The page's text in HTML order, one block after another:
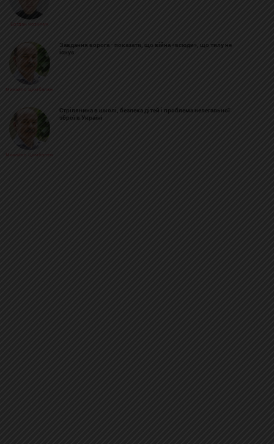
Богдан Козійчук
Михайло Цимбалюк
Завдання ворога - показати, що війна «всюди», що тилу не
існує
Михайло Цимбалюк
Стрілянина в школі, безпека дітей і проблема нелегальної
зброї в Україні